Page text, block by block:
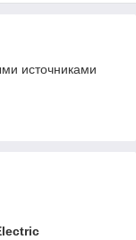
источниками